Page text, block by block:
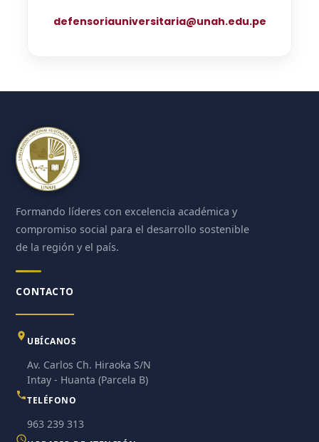
defensoriauniversitaria@unah.edu.pe
Formando líderes con excelencia académica y
compromiso social para el desarrollo sostenible
de la región y el país.
CONTACTO
UBÍCANOS
Av. Carlos Ch. Hiraoka S/N
Intay - Huanta (Parcela B)
TELÉFONO
963 239 313